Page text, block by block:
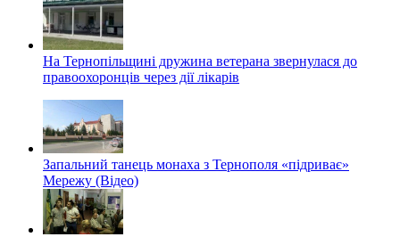
На Тернопільщині дружина ветерана звернулася до
правоохоронців через дії лікарів
Запальний танець монаха з Тернополя «підриває»
Мережу (Відео)